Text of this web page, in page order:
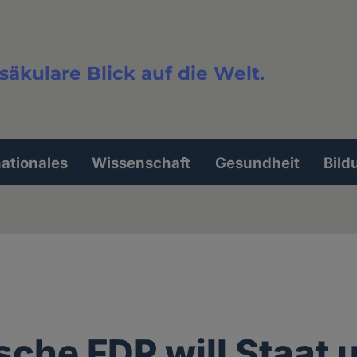
Blick auf die Welt.
Wissenschaft Gesundheit